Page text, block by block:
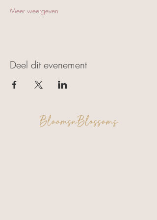
Meer weergeven
Deel dit evenement
BloomsnBlossoms